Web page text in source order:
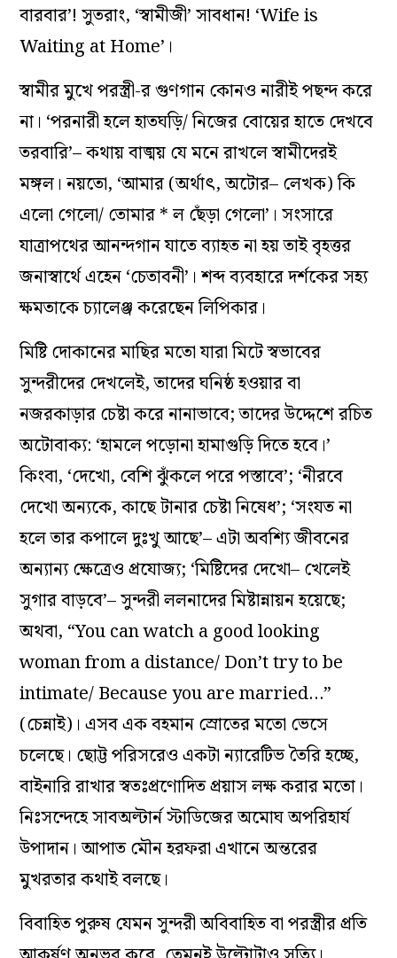
বারবার’! সুতরাং, ‘স্বামীজী’ সাবধান! ‘Wife is
Waiting at Home’।
স্বামীর মুখে পরস্ত্রী-র গুণগান কোনও নারীই পছন্দ করে
না। ‘পরনারী হলে হাতঘড়ি/ নিজের বোয়ের হাতে দেখবে
তরবারি’– কথায় বাঙ্ময় যে মনে রাখলে স্বামীদেরই
মঙ্গল। নয়তো, ‘আমার (অর্থাৎ, অটোর– লেখক) কি
এলো গেলো/ তোমার * ল ছেঁড়া গেলো’। সংসারে
যাত্রাপথের আনন্দগান যাতে ব্যাহত না হয় তাই বৃহত্তর
জনাস্বার্থে এহেন ‘চেতাবনী’। শব্দ ব্যবহারে দর্শকের সহ্য
ক্ষমতাকে চ‌্যালেঞ্জ করেছেন লিপিকার।
মিষ্টি দোকানের মাছির মতো যারা মিটে স্বভাবের
সুন্দরীদের দেখলেই, তাদের ঘনিষ্ঠ হওয়ার বা
নজরকাড়ার চেষ্টা করে নানাভাবে; তাদের উদ্দেশে রচিত
অটোবাক‌্য: ‘হামলে পড়োনা হামাগুড়ি দিতে হবে।’
কিংবা, ‘দেখো, বেশি ঝুঁকলে পরে পস্তাবে’; ‘নীরবে
দেখো অন্যকে, কাছে টানার চেষ্টা নিষেধ’; ‘সংযত না
হলে তার কপালে দুঃখু আছে’– এটা অবশ‌্যি জীবনের
অন্যান্য ক্ষেত্রেও প্রযোজ্য; ‘মিষ্টিদের দেখো– খেলেই
সুগার বাড়বে’– সুন্দরী ললনাদের মিষ্টান্নায়ন হয়েছে;
অথবা, “You can watch a good looking
woman from a distance/ Don’t try to be
intimate/ Because you are married…”
(চেন্নাই)। এসব এক বহমান স্রোতের মতো ভেসে
চলেছে। ছোট্ট পরিসরেও একটা ন্যারেটিভ তৈরি হচ্ছে,
বাইনারি রাখার স্বতঃপ্রণোদিত প্রয়াস লক্ষ করার মতো।
নিঃসন্দেহে সাবঅল্টার্ন স্টাডিজের অমোঘ অপরিহার্য
উপাদান। আপাত মৌন হরফরা এখানে অন্তরের
মুখরতার কথাই বলছে।
বিবাহিত পুরুষ যেমন সুন্দরী অবিবাহিত বা পরস্ত্রীর প্রতি